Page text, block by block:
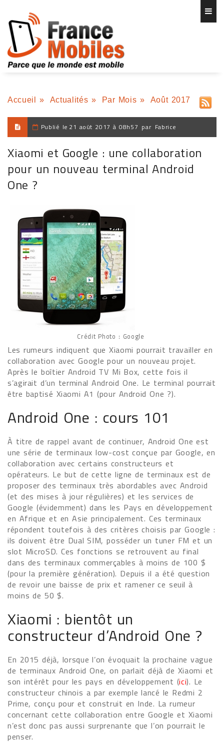
Accueil » Actualités » Par Mois » Août 2017
Publié le 21 août 2017 à 08h57 par Fabrice
Xiaomi et Google : une collaboration
pour un nouveau terminal Android
One ?
Crédit Photo : Google
Les rumeurs indiquent que Xiaomi pourrait travailler en
collaboration avec Google pour un nouveau projet.
Après le boîtier Android TV Mi Box, cette fois il
s’agirait d’un terminal Android One. Le terminal pourrait
être baptisé Xiaomi A1 (pour Android One ?).
Android One : cours 101
À titre de rappel avant de continuer, Android One est
une série de terminaux low-cost conçue par Google, en
collaboration avec certains constructeurs et
opérateurs. Le but de cette ligne de terminaux est de
proposer des terminaux très abordables avec Android
(et des mises à jour régulières) et les services de
Google (évidemment) dans les Pays en développement
en Afrique et en Asie principalement. Ces terminaux
répondent toutefois à des critères choisis par Google :
ils doivent être Dual SIM, posséder un tuner FM et un
slot MicroSD. Ces fonctions se retrouvent au final
dans des terminaux commerçables à moins de 100 $
(pour la première génération). Depuis il a été question
de revoir une baisse de prix et ramener ce seuil à
moins de 50 $.
Xiaomi : bientôt un
constructeur d’Android One ?
En 2015 déjà, lorsque l’on évoquait la prochaine vague
de terminaux Android One, on parlait déjà de Xiaomi et
son intérêt pour les pays en développement (ici). Le
constructeur chinois a par exemple lancé le Redmi 2
Prime, conçu pour et construit en Inde. La rumeur
concernant cette collaboration entre Google et Xiaomi
n’est donc pas aussi surprenante que l’on pourrait le
penser.